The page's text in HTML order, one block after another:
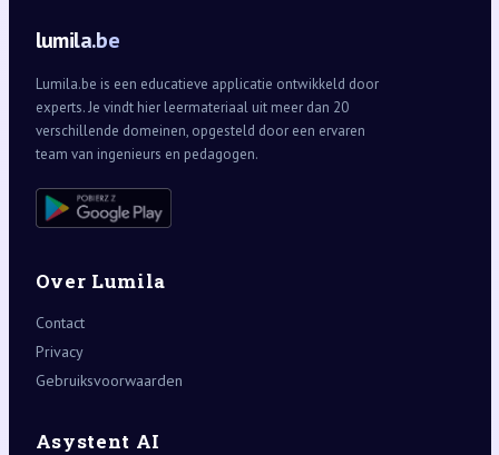
lumila.be
Lumila.be is een educatieve applicatie ontwikkeld door
experts. Je vindt hier leermateriaal uit meer dan 20
verschillende domeinen, opgesteld door een ervaren
team van ingenieurs en pedagogen.
Over Lumila
Contact
Privacy
Gebruiksvoorwaarden
Asystent AI